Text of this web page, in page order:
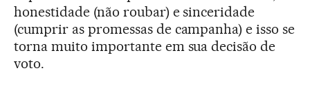
honestidade (não roubar) e sinceridade
(cumprir as promessas de campanha) e isso se
torna muito importante em sua decisão de
voto.